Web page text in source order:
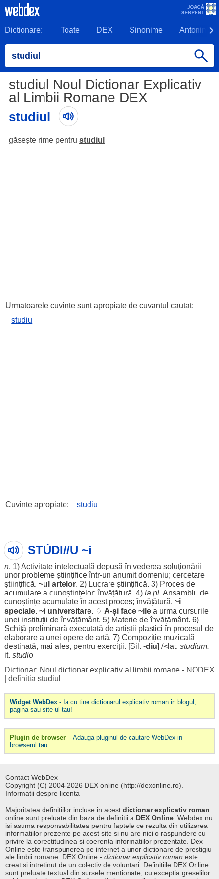
Dictionare: Toate DEX Sinonime Antonime
studiul Noul Dictionar Explicativ
al Limbii Romane DEX
studiul
găsește rime pentru studiul
Urmatoarele cuvinte sunt apropiate de cuvantul cautat:
studiu
Cuvinte apropiate: studiu
STÚDI//U ~i
n. 1)Activitate intelectuală depusă în vederea soluționării
unor probleme științificeîntr-un anumit domeniu; cercetare
științifică. ~ul artelor. 2) Lucrare științifică. 3) Procesde
acumularea cunoștințelor;învățătură. 4)la pl. Ansamblu de
cunoștințeacumulate în acest proces;învățătură. ~i
speciale. ~i universitare.♢ A-și face~ilea urma cursurile
unei instituții deînvățământ. 5) Materiedeînvățământ. 6)
Schiță preliminară executată de artiștii plastici în procesul de
elaborarea unei operede artă. 7) Compoziție muzicală
destinată, mai ales, pentru exerciții. [Sil. -diu] /<lat. studium.
it. studio
Dictionar: Noul dictionar explicativ al limbii romane - NODEX
definitia studiul
Widget WebDex- Ia cu tine dictionarul explicativ roman in blogul,
pagina sau site-ul tau!
Plugin de browser - Adauga pluginul de cautare WebDex in
browserul tau.
Contact WebDex
Copyright (C) 2004-2026 DEX online (http://dexonline.ro).
Informatii despre licenta
Majoritatea definitiilor incluse in acestdictionar explicativ roman
online sunt preluate din baza de definitii a DEX Online . Webdex nu
isi asuma responsabilitatea pentru faptele ce rezulta din utilizarea
informatiilor prezente pe acest site si nu are nici o raspundere cu
privire la corectitudinea si coerenta informatiilor prezentate. Dex
Online este transpunerea pe internet a unor dictionare de prestigiu
ale limbii romane. DEX Online -dictionar explicativ roman este
creat si intretinut de un colectiv de voluntari. Definitiile DEX Online
sunt preluate textual din sursele mentionate, cu exceptia greselilor